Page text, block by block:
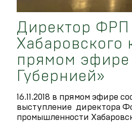
Директор ФРП
Хабаровского
прямом эфире
Губернией»
16.11.2018 в прямом эфире
выступление директора
промышленности